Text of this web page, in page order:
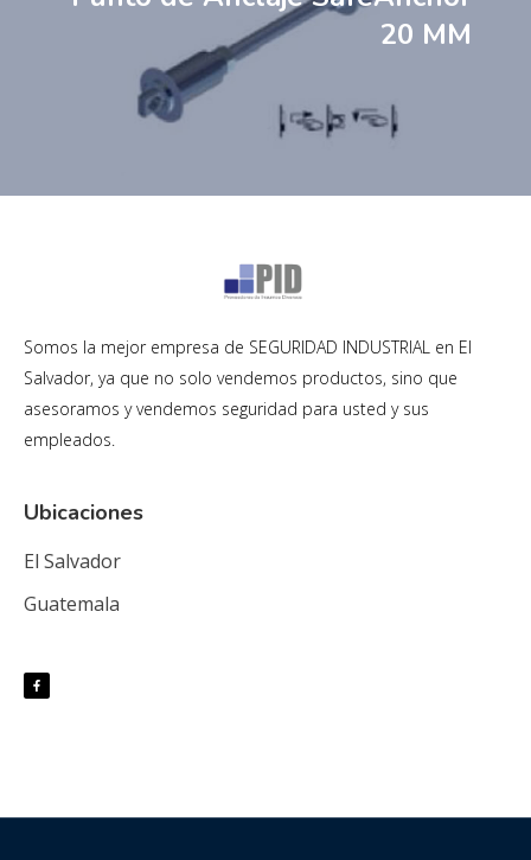
20 MM
Somos la mejor empresa de SEGURIDAD INDUSTRIAL en El
Salvador, ya que no solo vendemos productos, sino que
asesoramos y vendemos seguridad para usted y sus
empleados.
Ubicaciones
El Salvador
Guatemala